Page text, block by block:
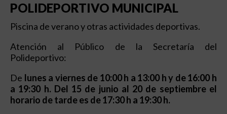
POLIDEPORTIVO MUNICIPAL
Piscina de verano y otras actividades deportivas.
Atención al Público de la Secretaría del
Polideportivo:
De lunes a viernes de 10:00 h a 13:00 h y de 16:00 h
a 19:30 h. Del 15 de junio al 20 de septiembre el
horario de tarde es de 17:30 h a 19:30 h.